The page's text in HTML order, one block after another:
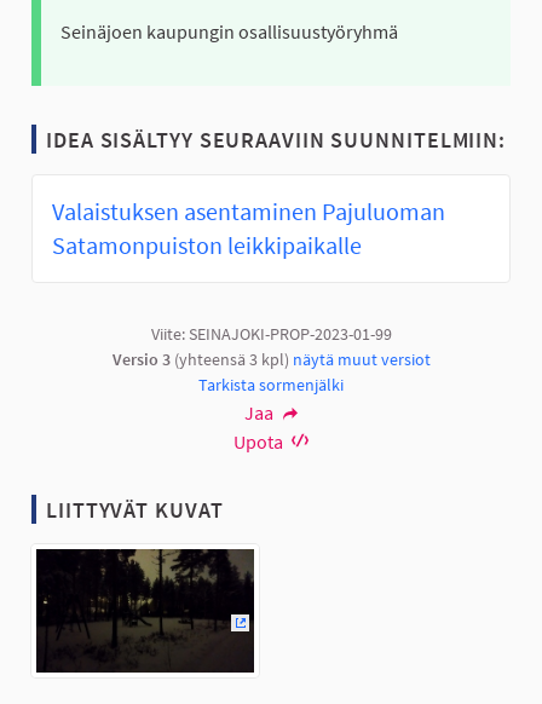
Seinäjoen kaupungin osallisuustyöryhmä
IDEA SISÄLTYY SEURAAVIIN SUUNNITELMIIN:
Valaistuksen asentaminen Pajuluoman
Satamonpuiston leikkipaikalle
Viite: SEINAJOKI-PROP-2023-01-99
Versio 3(yhteensä 3 kpl) näytä muut versiot
Tarkista sormenjälki
Jaa
Upota
LIITTYVÄT KUVAT